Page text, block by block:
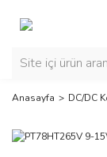
Anasayfa DC/DC